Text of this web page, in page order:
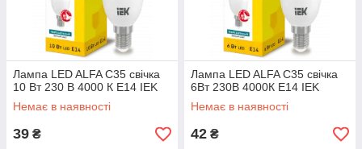
Лампа LED ALFA C35 свічка
10 Вт 230 В 4000 К E14 IEK
Немає в наявності
39 ₴
Лампа LED ALFA C35 свічка
6Вт 230В 4000К E14 IEK
Немає в наявності
42 ₴